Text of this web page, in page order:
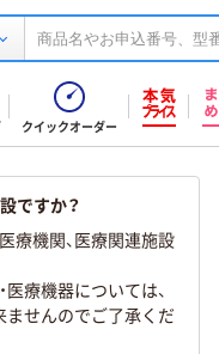
クイックオーダー
ですか？
療機関、医療関連施設
療機器については、
せんのでご了承くだ